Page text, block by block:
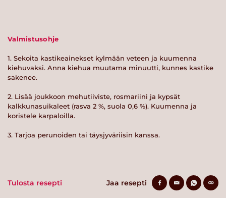
Valmistusohje
1. Sekoita kastikeainekset kylmään veteen ja kuumenna
kiehuvaksi. Anna kiehua muutama minuutti, kunnes kastike
sakenee.
2. Lisää joukkoon mehutiiviste, rosmariini ja kypsät
kalkkunasuikaleet (rasva 2 %, suola 0,6 %). Kuumenna ja
koristele karpaloilla.
3. Tarjoa perunoiden tai täysjyväriisin kanssa.
Tulosta resepti Jaa resepti